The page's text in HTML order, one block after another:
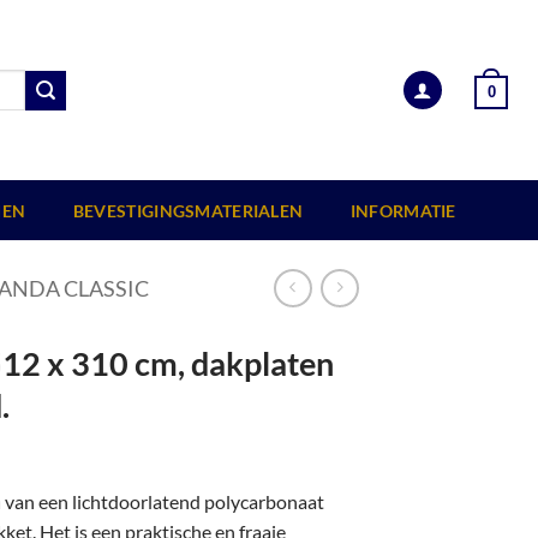
0
BEVESTIGINGSMATERIALEN INFORMATIE
CLASSIC
x 310 cm, dakplaten
van een lichtdoorlatend polycarbonaat
Het is een praktische en fraaie